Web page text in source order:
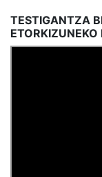
TESTIGANTZA